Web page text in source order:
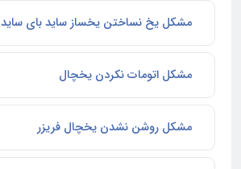
مشکل یخ نساختن یخساز ساید بای ساید
مشکل اتومات نکردن یخچال
مشکل روشن نشدن یخچال فریزر